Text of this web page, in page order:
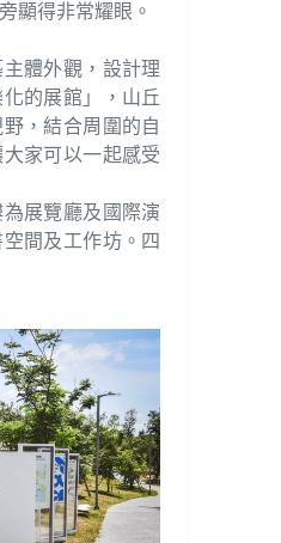
顯得非常耀眼。
體外觀，設計理
的展館」，山丘
，結合周圍的自
家可以一起感受
展覽廳及國際演
間及工作坊。四